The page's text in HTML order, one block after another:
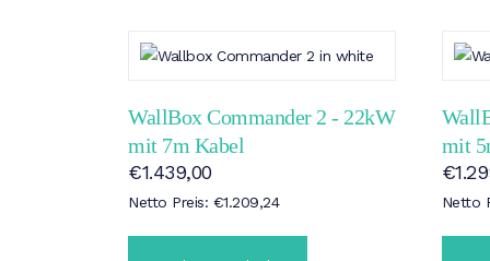
WallBox Commander 2 - 22kW
mit 7m Kabel
€1.439,00
Netto Preis: €1.209,24
mit
€
Netto